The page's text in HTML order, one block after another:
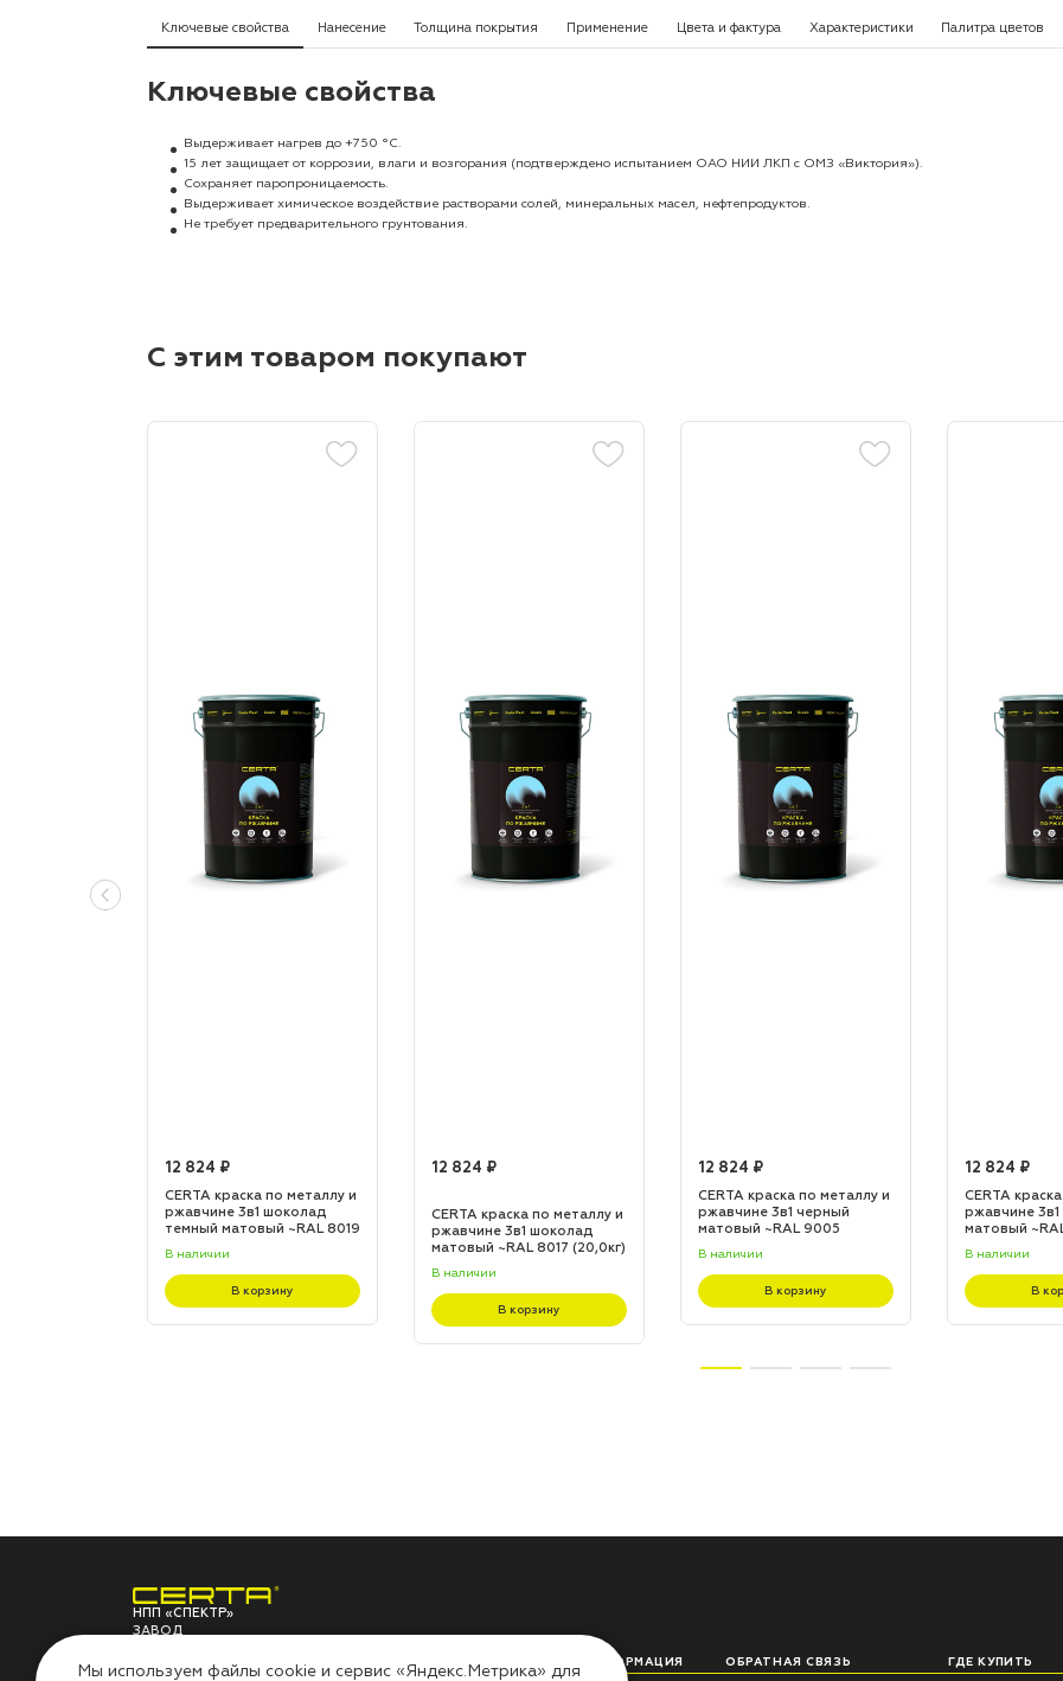
Ключевые свойства Нанесение Толщина покрытия Применение Цвета и фактура Характеристики Палитра цветов
Ключевые свойства
Выдерживает нагрев до +750 °C.
15 лет защищает от коррозии, влаги и возгорания (подтверждено испытанием ОАО НИИ ЛКП с ОМЗ «Виктория»).
Cохраняет паропроницаемость.
Выдерживает химическое воздействие растворами солей, минеральных масел, нефтепродуктов.
Не требует предварительного грунтования.
С этим товаром покупают
12 824 ₽
CERTA краска по металлу и
ржавчине 3в1 шоколад
темный матовый ~RAL 8019
В наличии
В корзину
12 824 ₽
CERTA краска по металлу и
ржавчине 3в1 шоколад
матовый ~RAL 8017 (20,0кг)
В наличии
В корзину
12 824 ₽
CERTA краска по металлу и
ржавчине 3в1 черный
матовый ~RAL 9005
В наличии
В корзину
12 824 ₽
CERTA
ржавчине
матовый
В наличии
В
НПП «СПЕКТР»
ЗАВОД
МАТЕРИАЛОВ
О ЗАВОДЕ ПОЛЕЗНАЯ ИНФОРМАЦИЯ ОБРАТНАЯ СВЯЗЬ ГДЕ КУПИТЬ
Мы используем файлы cookie и сервис «Яндекс.Метрика» для